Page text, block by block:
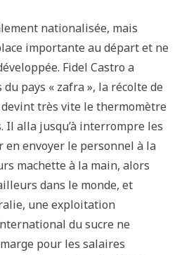
nationalisée, mais
importante au départ et ne
Fidel Castro a
pays « zafra », la récolte de
très vite le thermomètre
Il alla jusqu’à interrompre les
envoyer le personnel à la
machette à la main, alors
dans le monde, et
une exploitation
du sucre ne
pour les salaires